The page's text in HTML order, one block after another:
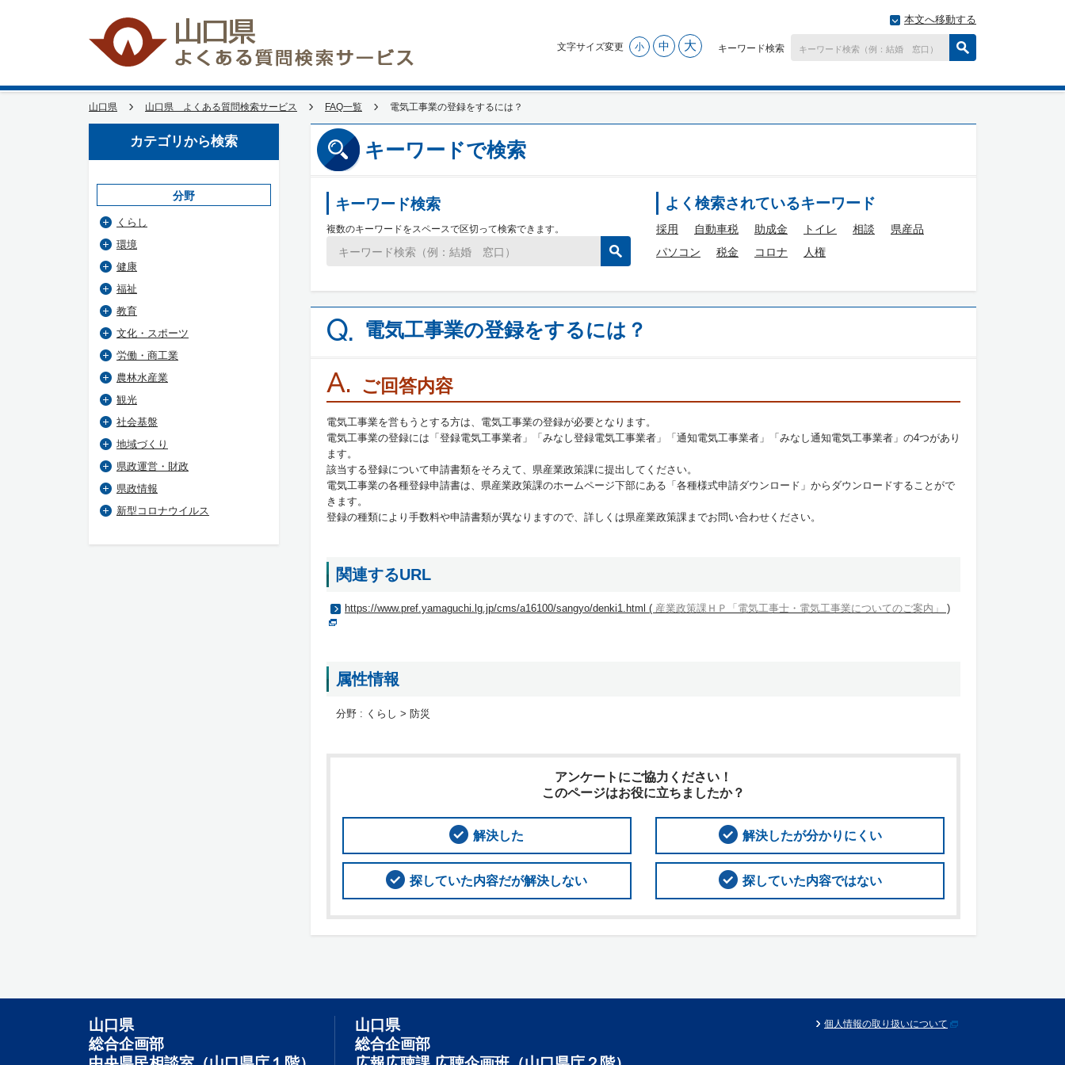
本文へ移動する
文字サイズ変更 小 中 大 キーワード検索
山口県 山口県 よくある質問検索サービス FAQ一覧 電気工事業の登録をするには？
キーワードで検索
キーワード検索
複数のキーワードをスペースで区切って検索できます。
よく検索されているキーワード
採用 自動車税 助成金 トイレ 相談
県産品
パソコン
税金 コロナ 人権
Q. 電気工事業の登録をするには？
A. ご回答内容
電気工事業を営もうとする方は、電気工事業の登録が必要となります。
電気工事業の登録には「登録電気工事業者」「みなし登録電気工事業者」「通知電気工事業者」「みなし通知電気工事業者」の4つがあり
ます。
該当する登録について申請書類をそろえて、県産業政策課に提出してください。
電気工事業の各種登録申請書は、県産業政策課のホームページ下部にある「各種様式申請ダウンロード」からダウンロードすることがで
きます。
登録の種類により手数料や申請書類が異なりますので、詳しくは県産業政策課までお問い合わせください。
関連するURL
https://www.pref.yamaguchi.lg.jp/cms/a16100/sangyo/denki1.html ( 産業政策課ＨＰ「電気工事士・電気工事業についてのご案内」 )
属性情報
分野 : くらし > 防災
アンケートにご協力ください！
このページはお役に立ちましたか？
解決した 解決したが分かりにくい
探していた内容だが解決しない 探していた内容ではない
カテゴリから検索
分野
くらし
環境
健康
福祉
教育
文化・スポーツ
労働・商工業
農林水産業
観光
社会基盤
地域づくり
県政運営・財政
県政情報
新型コロナウイルス
山口県
総合企画部
山口県
総合企画部
個人情報の取り扱いについて